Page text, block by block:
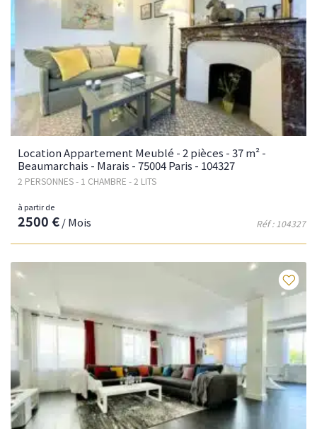
Location Appartement Meublé - 2 pièces - 37 m² -
Beaumarchais - Marais - 75004 Paris - 104327
2 PERSONNES - 1 CHAMBRE - 2 LITS
Réf : 104327
à partir de
2500 €/ Mois